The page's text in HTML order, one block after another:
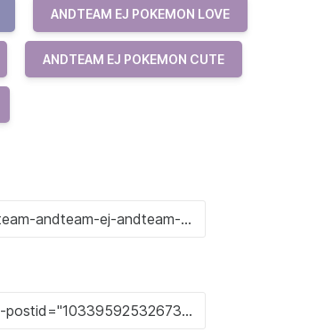
ANDTEAM EJ POKEMON LOVE
ANDTEAM EJ POKEMON CUTE